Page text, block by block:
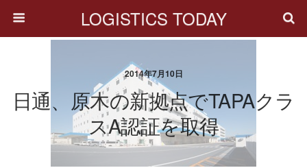
LOGISTICS TODAY
2014年7月10日
日通、原木の新拠点でTAPAクラ
スA認証を取得